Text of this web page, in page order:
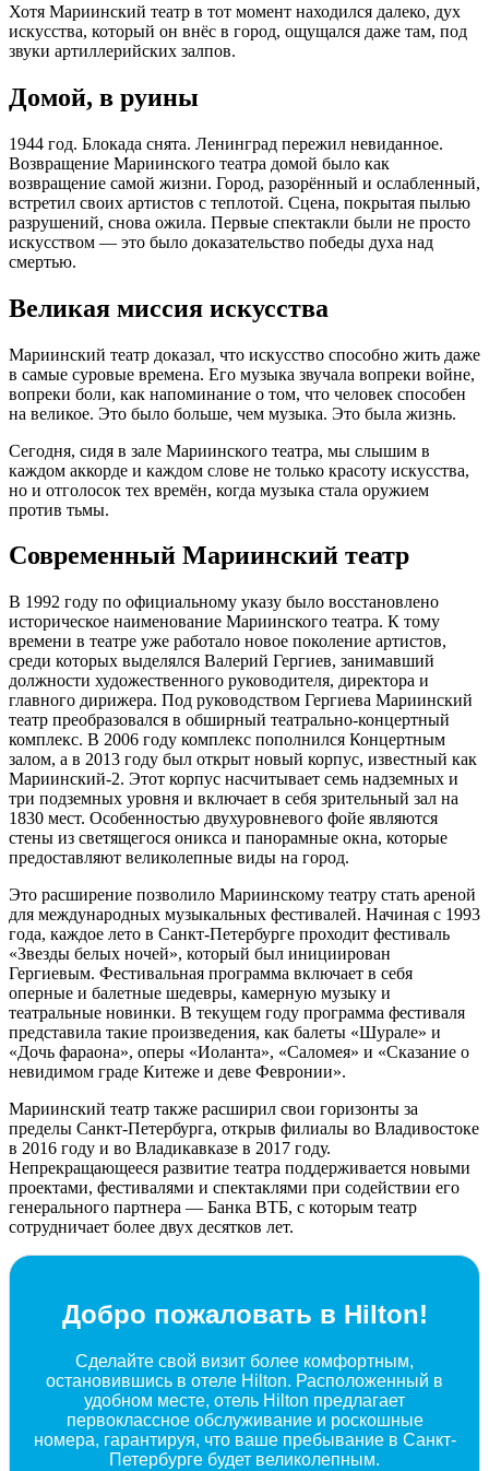
Хотя Мариинский театр в тот момент находился далеко, дух
искусства, который он внёс в город, ощущался даже там, под
звуки артиллерийских залпов.
Домой, в руины
1944 год. Блокада снята. Ленинград пережил невиданное.
Возвращение Мариинского театра домой было как
возвращение самой жизни. Город, разорённый и ослабленный,
встретил своих артистов с теплотой. Сцена, покрытая пылью
разрушений, снова ожила. Первые спектакли были не просто
искусством — это было доказательство победы духа над
смертью.
Великая миссия искусства
Мариинский театр доказал, что искусство способно жить даже
в самые суровые времена. Его музыка звучала вопреки войне,
вопреки боли, как напоминание о том, что человек способен
на великое. Это было больше, чем музыка. Это была жизнь.
Сегодня, сидя в зале Мариинского театра, мы слышим в
каждом аккорде и каждом слове не только красоту искусства,
но и отголосок тех времён, когда музыка стала оружием
против тьмы.
Современный Мариинский театр
В 1992 году по официальному указу было восстановлено
историческое наименование Мариинского театра. К тому
времени в театре уже работало новое поколение артистов,
среди которых выделялся Валерий Гергиев, занимавший
должности художественного руководителя, директора и
главного дирижера. Под руководством Гергиева Мариинский
театр преобразовался в обширный театрально-концертный
комплекс. В 2006 году комплекс пополнился Концертным
залом, а в 2013 году был открыт новый корпус, известный как
Мариинский-2. Этот корпус насчитывает семь надземных и
три подземных уровня и включает в себя зрительный зал на
1830 мест. Особенностью двухуровневого фойе являются
стены из светящегося оникса и панорамные окна, которые
предоставляют великолепные виды на город.
Это расширение позволило Мариинскому театру стать ареной
для международных музыкальных фестивалей. Начиная с 1993
года, каждое лето в Санкт-Петербурге проходит фестиваль
«Звезды белых ночей», который был инициирован
Гергиевым. Фестивальная программа включает в себя
оперные и балетные шедевры, камерную музыку и
театральные новинки. В текущем году программа фестиваля
представила такие произведения, как балеты «Шурале» и
«Дочь фараона», оперы «Иоланта», «Саломея» и «Сказание о
невидимом граде Китеже и деве Февронии».
Мариинский театр также расширил свои горизонты за
пределы Санкт-Петербурга, открыв филиалы во Владивостоке
в 2016 году и во Владикавказе в 2017 году.
Непрекращающееся развитие театра поддерживается новыми
проектами, фестивалями и спектаклями при содействии его
генерального партнера — Банка ВТБ, с которым театр
сотрудничает более двух десятков лет.
Добро пожаловать в Hilton!
Сделайте свой визит более комфортным,
остановившись в отеле Hilton. Расположенный в
удобном месте, отель Hilton предлагает
первоклассное обслуживание и роскошные
номера, гарантируя, что ваше пребывание в Санкт-
Петербурге будет великолепным.